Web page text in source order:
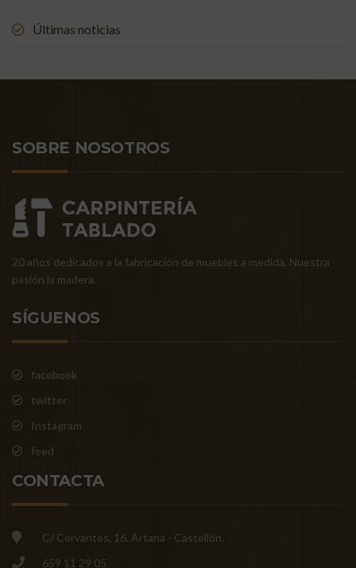
Últimas noticias
SOBRE NOSOTROS
20 años dedicados a la fabricación de muebles a medida. Nuestra
pasión la madera.
SÍGUENOS
facebook
twitter
Instagram
feed
CONTACTA
C/ Cervantes, 16. Artana - Castellón.
659 11 29 05